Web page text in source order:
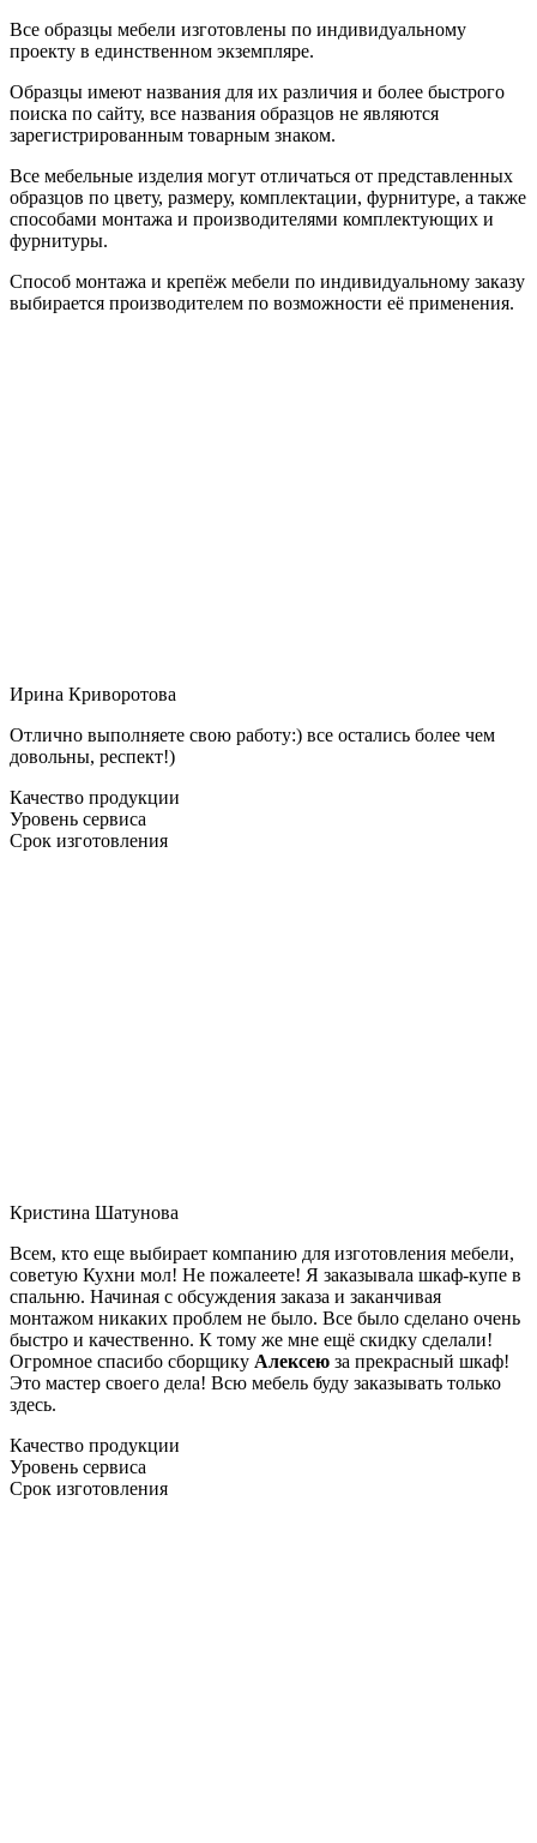
Все образцы мебели изготовлены по индивидуальному
проекту в единственном экземпляре.
Образцы имеют названия для их различия и более быстрого
поиска по сайту, все названия образцов не являются
зарегистрированным товарным знаком.
Все мебельные изделия могут отличаться от представленных
образцов по цвету, размеру, комплектации, фурнитуре, а также
способами монтажа и производителями комплектующих и
фурнитуры.
Способ монтажа и крепёж мебели по индивидуальному заказу
выбирается производителем по возможности её применения.
Ирина Криворотова
Отлично выполняете свою работу:) все остались более чем
довольны, респект!)
Качество продукции
Уровень сервиса
Срок изготовления
Кристина Шатунова
Всем, кто еще выбирает компанию для изготовления мебели,
советую Кухни мол! Не пожалеете! Я заказывала шкаф-купе в
спальню. Начиная с обсуждения заказа и заканчивая
монтажом никаких проблем не было. Все было сделано очень
быстро и качественно. К тому же мне ещё скидку сделали!
Огромное спасибо сборщику Алексею за прекрасный шкаф!
Это мастер своего дела! Всю мебель буду заказывать только
здесь.
Качество продукции
Уровень сервиса
Срок изготовления